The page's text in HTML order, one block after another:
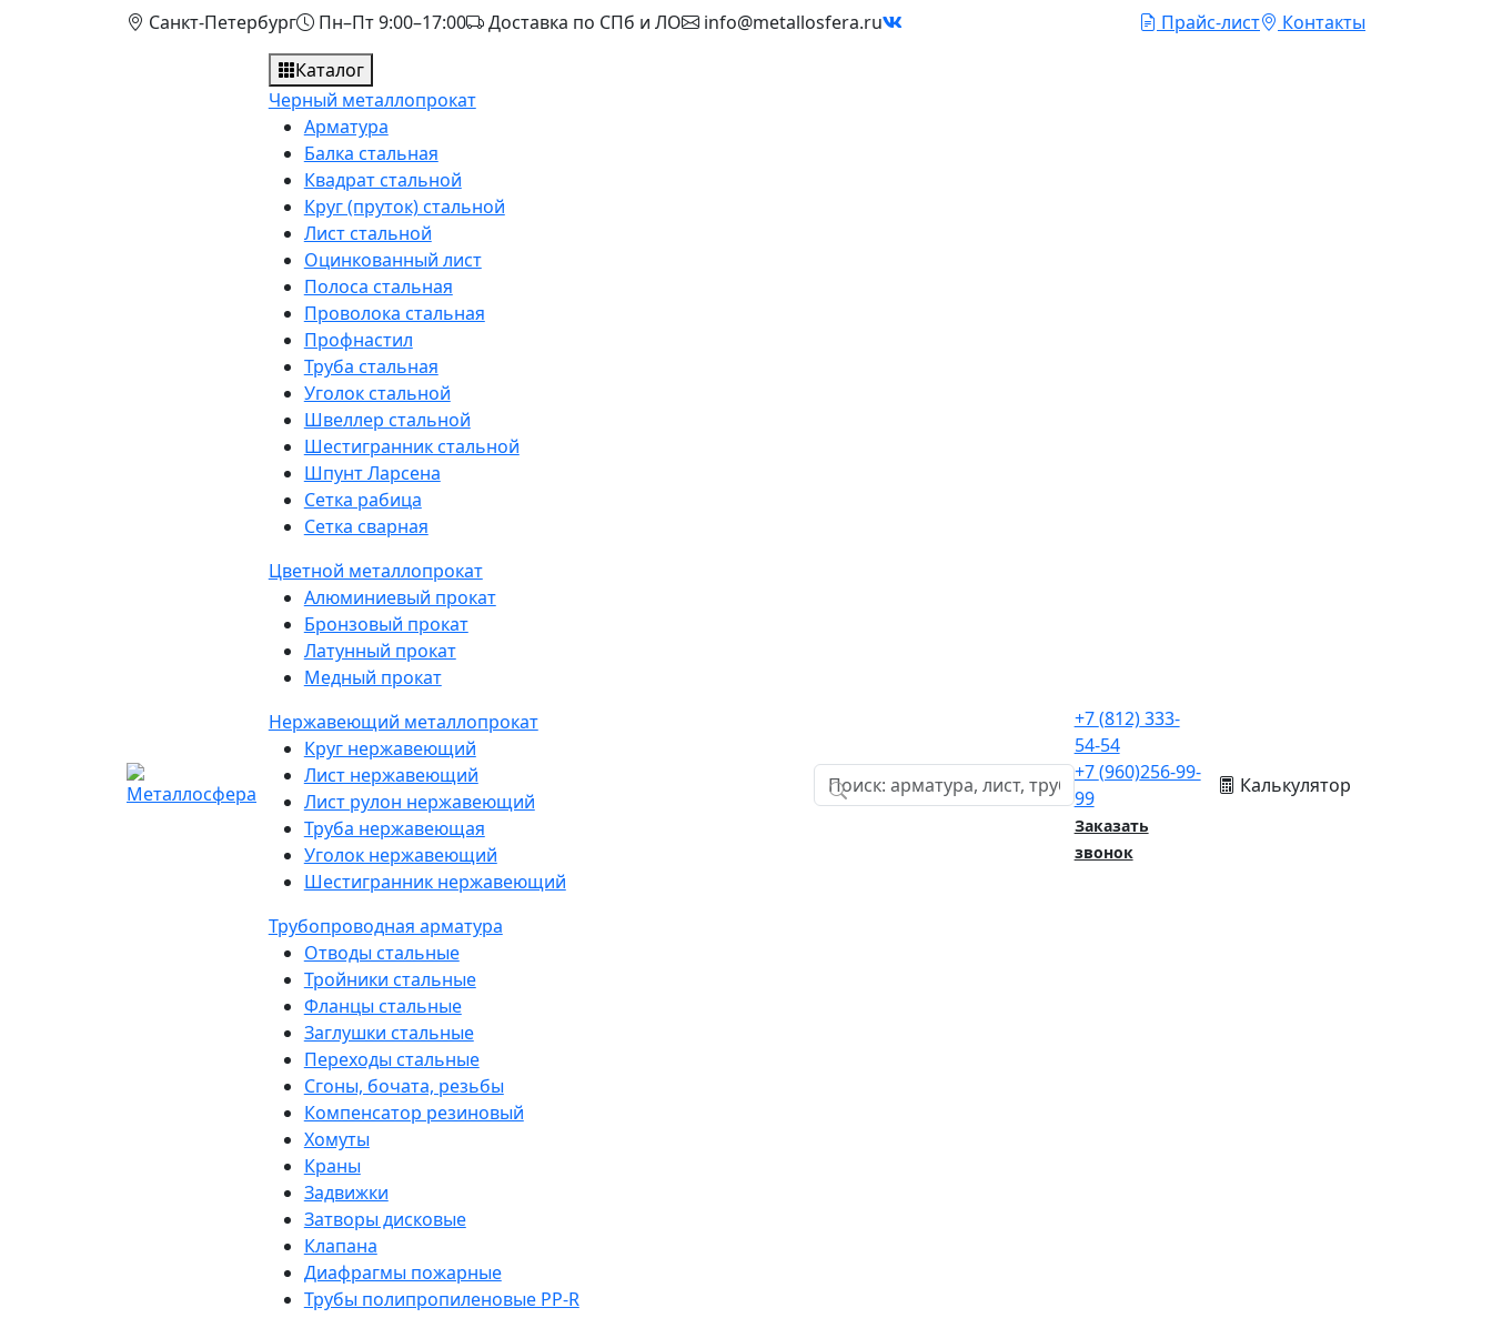
Санкт-Петербург Пн–Пт 9:00–17:00 Доставка по СПб и ЛО info@metallosfera.ru Прайс-лист
Контакты
Каталог
Черный металлопрокат
Арматура
Балка стальная
Квадрат стальной
Круг (пруток) стальной
Лист стальной
Оцинкованный лист
Полоса стальная
Проволока стальная
Профнастил
Труба стальная
Уголок стальной
Швеллер стальной
Шестигранник стальной
Шпунт Ларсена
Сетка рабица
Сетка сварная
Цветной металлопрокат
Алюминиевый прокат
Бронзовый прокат
Латунный прокат
Медный прокат
Нержавеющий металлопрокат
Круг нержавеющий
Лист нержавеющий
Лист рулон нержавеющий
Труба нержавеющая
Уголок нержавеющий
Шестигранник нержавеющий
Трубопроводная арматура
Отводы стальные
Тройники стальные
Фланцы стальные
Заглушки стальные
Переходы стальные
Сгоны, бочата, резьбы
Компенсатор резиновый
Хомуты
Краны
Задвижки
Затворы дисковые
Клапана
Диафрагмы пожарные
Трубы полипропиленовые PP-R
+7(812)333-
54-54
+7(960)256-99-
99
Заказать
звонок
Калькулятор